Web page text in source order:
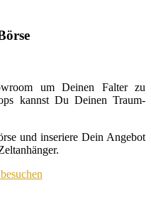
um Deinen Falter zu
kannst Du Deinen Traum-
und inseriere Dein Angebot